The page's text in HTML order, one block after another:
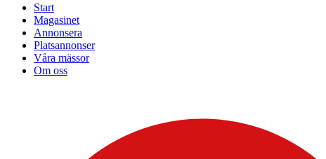
Start
Magasinet
Annonsera
Platsannonser
Våra mässor
Om oss